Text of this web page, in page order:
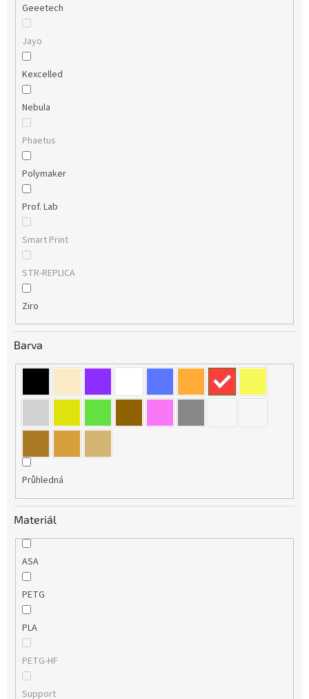
Geeetech
Jayo
Kexcelled
Nebula
Phaetus
Polymaker
Prof. Lab
Smart Print
STR-REPLICA
Ziro
Barva
Průhledná
Materiál
ASA
PETG
PLA
PETG-HF
Support